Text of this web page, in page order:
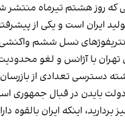
که روز هشتم تیرماه منتشر
با آژانس و لغو
دسترسی تعدادی از
دولت بایدن در قبال
بردارید، اینکه ایران